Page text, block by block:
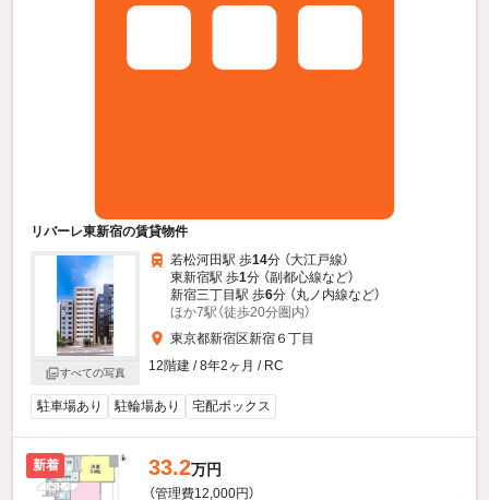
リバーレ東新宿の賃貸物件
すべての写真
若松河田駅 歩14分 （大江戸線）
東新宿駅 歩1分 （副都心線など）
新宿三丁目駅 歩6分 （丸ノ内線など）
ほか7駅（徒歩20分圏内）
東京都新宿区新宿６丁目
12階建 / 8年2ヶ月 / RC
駐車場あり 駐輪場あり 宅配ボックス
新着 33.2万円
（管理費12,000円）